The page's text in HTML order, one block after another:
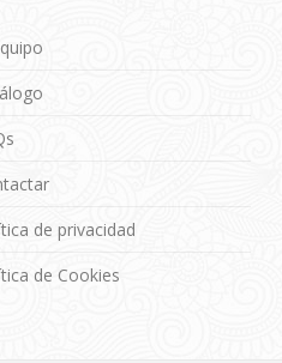
de privacidad
de Cookies